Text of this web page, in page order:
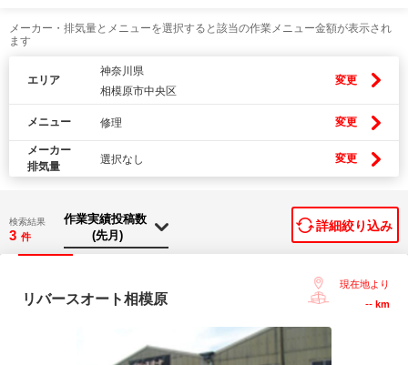
メーカー・排気量とメニューを選択すると該当の作業メニュー金額が表示され
ます
エリア
神奈川県
相模原市中央区
変更
メニュー 修理 変更
メーカー
排気量
選択なし 変更
検索結果
3 件
詳細絞り込み
リバースオート相模原
現在地より
-- km